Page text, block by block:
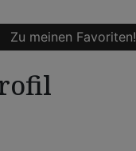
Zu meinen Favoriten!